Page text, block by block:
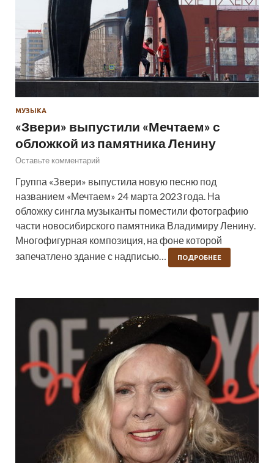
МУЗЫКА
«Звери» выпустили «Мечтаем» с
обложкой из памятника Ленину
Оставьте комментарий
Группа «Звери» выпустила новую песню под
названием «Мечтаем» 24 марта 2023 года. На
обложку сингла музыканты поместили фотографию
части новосибирского памятника Владимиру Ленину.
Многофигурная композиция, на фоне которой
запечатлено здание с надписью…
ПОДРОБНЕЕ